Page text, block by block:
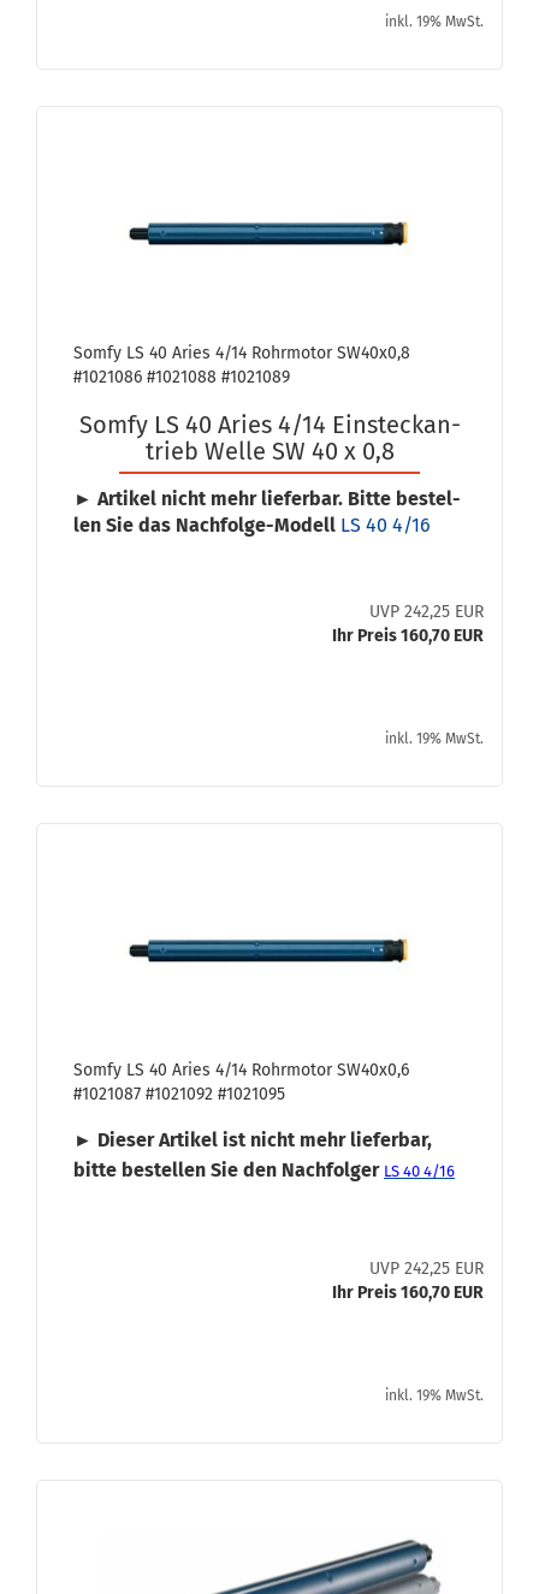
inkl. 19% MwSt.
Somfy LS 40 Aries 4/14 Rohr­mo­tor SW40x0,8
#1021086 #1021088 #1021089
Somfy LS 40 Aries 4/14 Ein­steck­an­
trieb Welle SW 40 x 0,8
► Ar­ti­kel nicht mehr lie­fer­bar. Bitte be­stel­
len Sie das Nachfolge-​Modell LS 40 4/16
UVP 242,25 EUR
Ihr Preis 160,70 EUR
inkl. 19% MwSt.
Somfy LS 40 Aries 4/14 Rohr­mo­tor SW40x0,6
#1021087 #1021092 #1021095
► Die­ser Ar­ti­kel ist nicht mehr lie­fer­bar,
bitte be­stel­len Sie den Nach­fol­ger LS 40 4/16
UVP 242,25 EUR
Ihr Preis 160,70 EUR
inkl. 19% MwSt.